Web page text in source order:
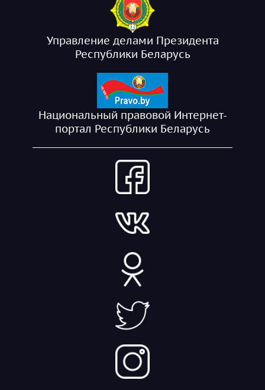
Управление делами Президента
Республики Беларусь
Национальный правовой Интернет-
портал Республики Беларусь